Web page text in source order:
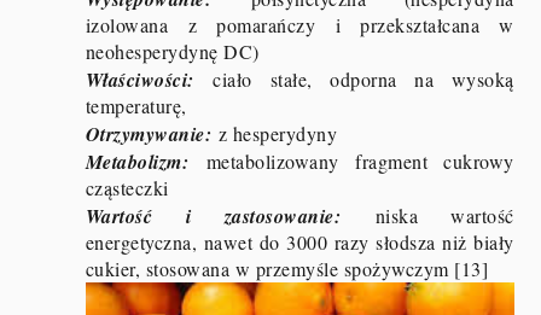
izolowana z pomarańczy i przekształcana w
neohesperydynę DC)
Właściwości: ciało stałe, odporna na wysoką
temperaturę,
Otrzymywanie: z hesperydyny
Metabolizm: metabolizowany fragment cukrowy
cząsteczki
Wartość i zastosowanie: niska wartość
energetyczna, nawet do 3000 razy słodsza niż biały
cukier, stosowana w przemyśle spożywczym [13]